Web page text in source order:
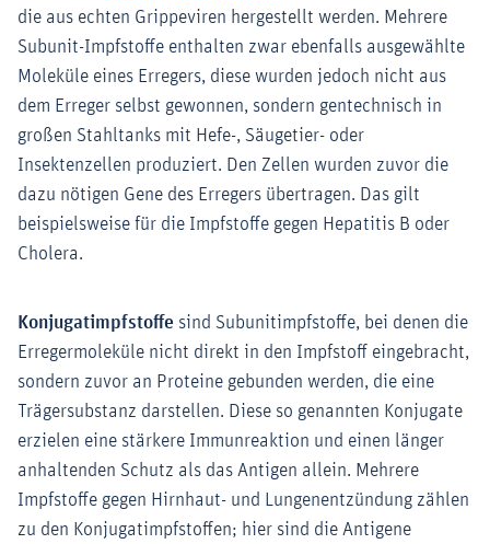
die aus echten Grippeviren hergestellt werden. Mehrere
Subunit-Impfstoffe enthalten zwar ebenfalls ausgewählte
Moleküle eines Erregers, diese wurden jedoch nicht aus
dem Erreger selbst gewonnen, sondern gentechnisch in
großen Stahltanks mit Hefe-, Säugetier- oder
Insektenzellen produziert. Den Zellen wurden zuvor die
dazu nötigen Gene des Erregers übertragen. Das gilt
beispielsweise für die Impfstoffe gegen Hepatitis B oder
Cholera.
Konjugatimpfstoffe sind Subunitimpfstoffe, bei denen die
Erregermoleküle nicht direkt in den Impfstoff eingebracht,
sondern zuvor an Proteine gebunden werden, die eine
Trägersubstanz darstellen. Diese so genannten Konjugate
erzielen eine stärkere Immunreaktion und einen länger
anhaltenden Schutz als das Antigen allein. Mehrere
Impfstoffe gegen Hirnhaut- und Lungenentzündung zählen
zu den Konjugatimpfstoffen; hier sind die Antigene